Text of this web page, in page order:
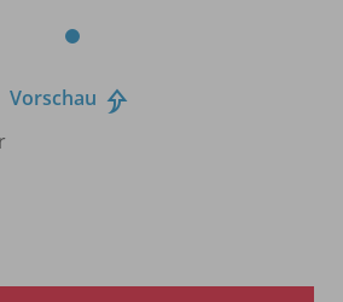
Vorschau